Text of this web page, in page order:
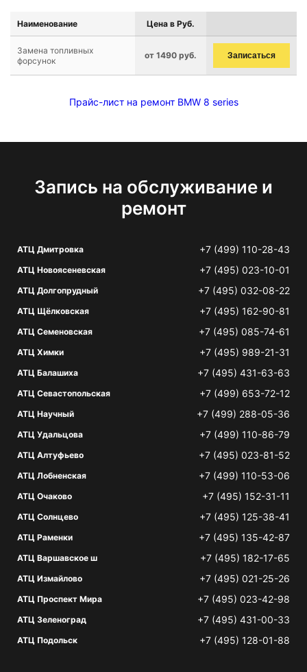
Наименование Цена в Руб.
Замена топливных
форсунок
от 1490 руб. Записаться
Прайс-лист на ремонт BMW 8 series
Запись на обслуживание и
ремонт
АТЦ Дмитровка +7 (499) 110-28-43
АТЦ Новоясеневская +7 (495) 023-10-01
АТЦ Долгопрудный +7 (495) 032-08-22
АТЦ Щёлковская +7 (495) 162-90-81
АТЦ Семеновская +7 (495) 085-74-61
АТЦ Химки +7 (495) 989-21-31
АТЦ Балашиха +7 (495) 431-63-63
АТЦ Севастопольская +7 (499) 653-72-12
АТЦ Научный +7 (499) 288-05-36
АТЦ Удальцова +7 (499) 110-86-79
АТЦ Алтуфьево +7 (495) 023-81-52
АТЦ Лобненская +7 (499) 110-53-06
АТЦ Очаково +7 (495) 152-31-11
АТЦ Солнцево +7 (495) 125-38-41
АТЦ Раменки +7 (495) 135-42-87
АТЦ Варшавское ш +7 (495) 182-17-65
АТЦ Измайлово +7 (495) 021-25-26
АТЦ Проспект Мира +7 (495) 023-42-98
АТЦ Зеленоград +7 (495) 431-00-33
АТЦ Подольск +7 (495) 128-01-88